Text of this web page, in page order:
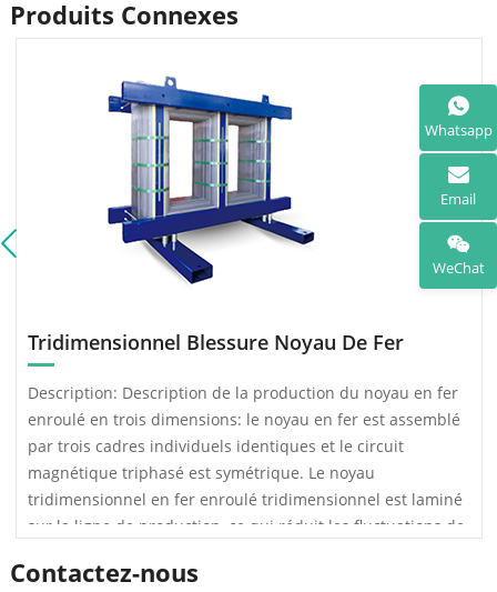
Produits Connexes
Tridimensionnel Blessure Noyau De Fer
Description: Description de la production du noyau en fer
enroulé en trois dimensions: le noyau en fer est assemblé
par trois cadres individuels identiques et le circuit
magnétique triphasé est symétrique. Le noyau
tridimensionnel en fer enroulé tridimensionnel est laminé
sur la ligne de production, ce qui réduit les fluctuations de
démontage et l’insertion manuelle du joug en fer
Contactez-nous
Whatsapp
Email
WeChat